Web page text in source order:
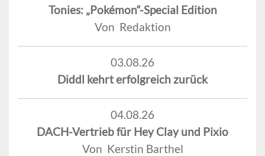
Tonies: „Pokémon“-Special Edition
Von Redaktion
03.08.26
Diddl kehrt erfolgreich zurück
04.08.26
DACH-Vertrieb für Hey Clay und Pixio
Von Kerstin Barthel